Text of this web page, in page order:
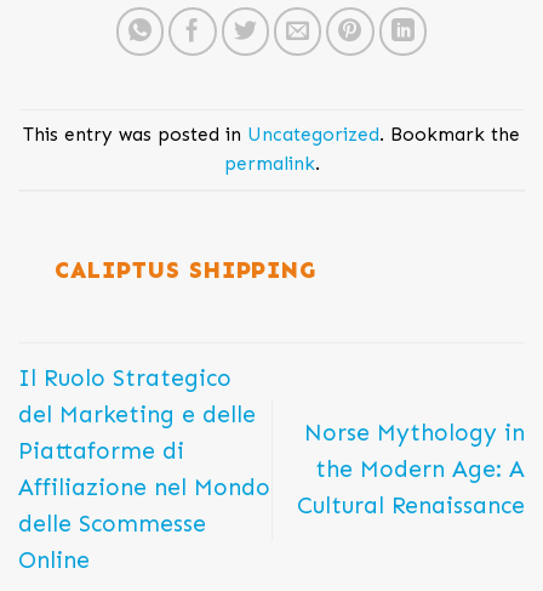
This entry was posted in Uncategorized. Bookmark the
permalink.
CALIPTUS SHIPPING
Il Ruolo Strategico
del Marketing e delle
Piattaforme di
Affiliazione nel Mondo
delle Scommesse
Online
Norse Mythology in
the Modern Age: A
Cultural Renaissance